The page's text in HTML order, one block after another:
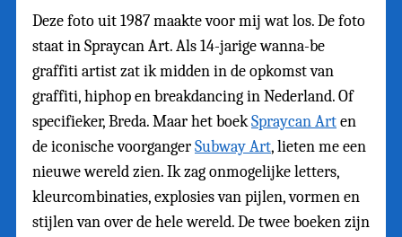
Deze foto uit 1987 maakte voor mij wat los. De foto
staat in Spraycan Art. Als 14-jarige wanna-be
graffiti artist zat ik midden in de opkomst van
graffiti, hiphop en breakdancing in Nederland. Of
specifieker, Breda. Maar het boekSpraycan Arten
de iconische voorgangerSubway Art, lieten me een
nieuwe wereld zien. Ik zag onmogelijke letters,
kleurcombinaties, explosies van pijlen, vormen en
stijlen van over de hele wereld. De twee boeken zijn